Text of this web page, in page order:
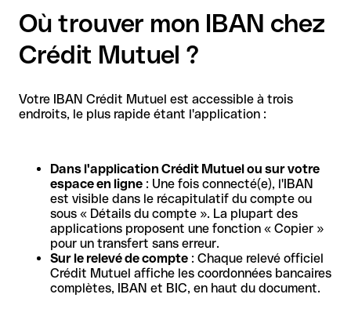
Où trouver mon IBAN chez
Crédit Mutuel ?
Votre IBAN Crédit Mutuel est accessible à trois
endroits, le plus rapide étant l'application :
Dans l'application Crédit Mutuel ou sur votre
espace en ligne : Une fois connecté(e), l'IBAN
est visible dans le récapitulatif du compte ou
sous « Détails du compte ». La plupart des
applications proposent une fonction « Copier »
pour un transfert sans erreur.
Sur le relevé de compte : Chaque relevé officiel
Crédit Mutuel affiche les coordonnées bancaires
complètes, IBAN et BIC, en haut du document.